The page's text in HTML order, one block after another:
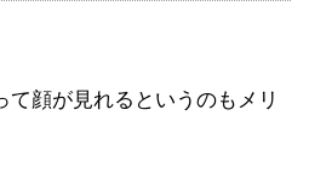
て顔が見れるというのもメリ